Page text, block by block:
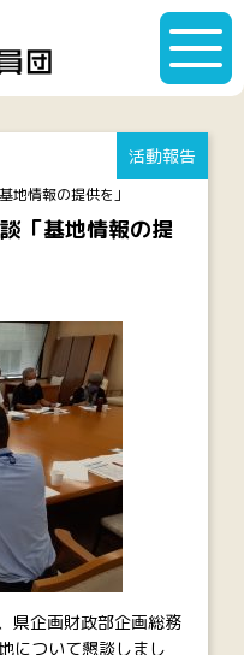
地情報の提供を」
「基地情報の提
活動報告
県企画財政部企画総務
について懇談しまし